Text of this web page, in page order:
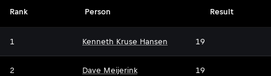
Rank Person Result
1 Kenneth Kruse Hansen 19
2 Dave Meijerink 19